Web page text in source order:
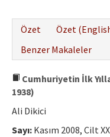
Özet
Özet
Benzer Makaleler
Cumhuriyetin İlk
1938)
Ali Dikici
Sayı: Kasım 2008, Cilt